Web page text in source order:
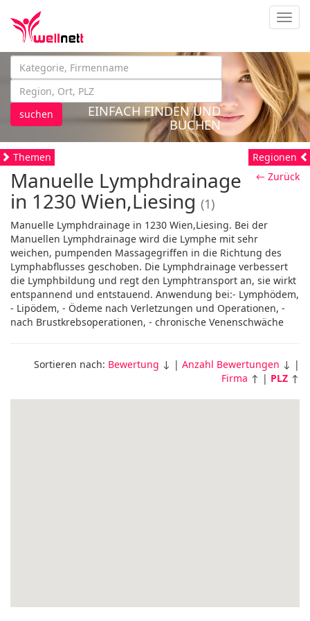
suchen
EINFACH FINDEN UND
BUCHEN
Themen
← Zurück
Manuelle Lymphdrainage
in 1230 Wien,Liesing (1)
Manuelle Lymphdrainage in 1230 Wien,Liesing. Bei der
Manuellen Lymphdrainage wird die Lymphe mit sehr
weichen, pumpenden Massagegriffen in die Richtung des
Lymphabflusses geschoben. Die Lymphdrainage verbessert
die Lymphbildung und regt den Lymphtransport an, sie wirkt
entspannend und entstauend. Anwendung bei:- Lymphödem,
- Lipödem, - Ödeme nach Verletzungen und Operationen, -
nach Brustkrebsoperationen, - chronische Venenschwäche
Sortieren nach: Bewertung ↓ | Anzahl Bewertungen ↓ |
Firma ↑ | PLZ ↑
Regionen